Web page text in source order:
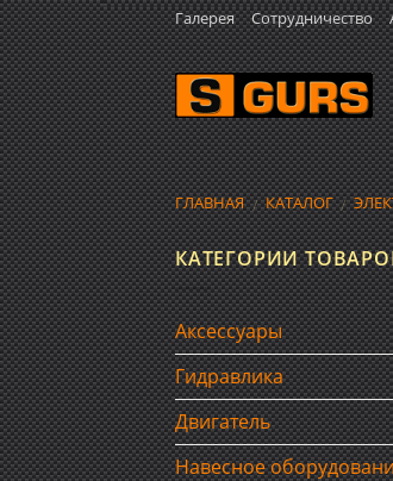
Skip
to
content
Галерея Сотрудничество
ГЛАВНАЯ / КАТАЛОГ /
КАТЕГОРИИ
Аксессуары
Гидравлика
Двигатель
Навесное